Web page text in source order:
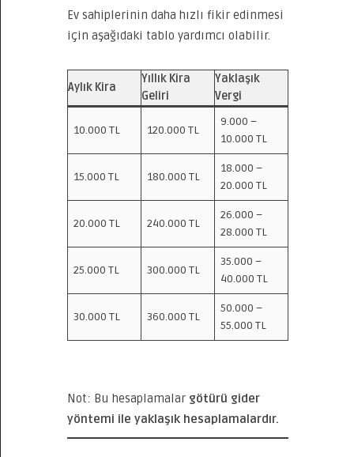
Ev sahiplerinin daha hızlı fikir edinmesi
için aşağıdaki tablo yardımcı olabilir.
Aylık Kira
Yıllık Kira
Geliri
Yaklaşık
Vergi
10.000 TL 120.000 TL
9.000 –
10.000 TL
15.000 TL 180.000 TL
18.000 –
20.000 TL
20.000 TL 240.000 TL
26.000 –
28.000 TL
25.000 TL 300.000 TL
35.000 –
40.000 TL
30.000 TL 360.000 TL
50.000 –
55.000 TL
Not: Bu hesaplamalar götürü gider
yöntemi ile yaklaşık hesaplamalardır.